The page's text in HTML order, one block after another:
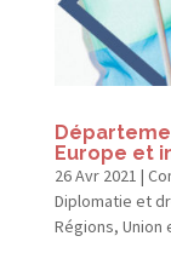
Europe et
26 Avr 2021 |
Diplomatie et
Régions, Union